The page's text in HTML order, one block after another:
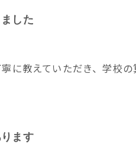
した
に教えていただき、学校
ます